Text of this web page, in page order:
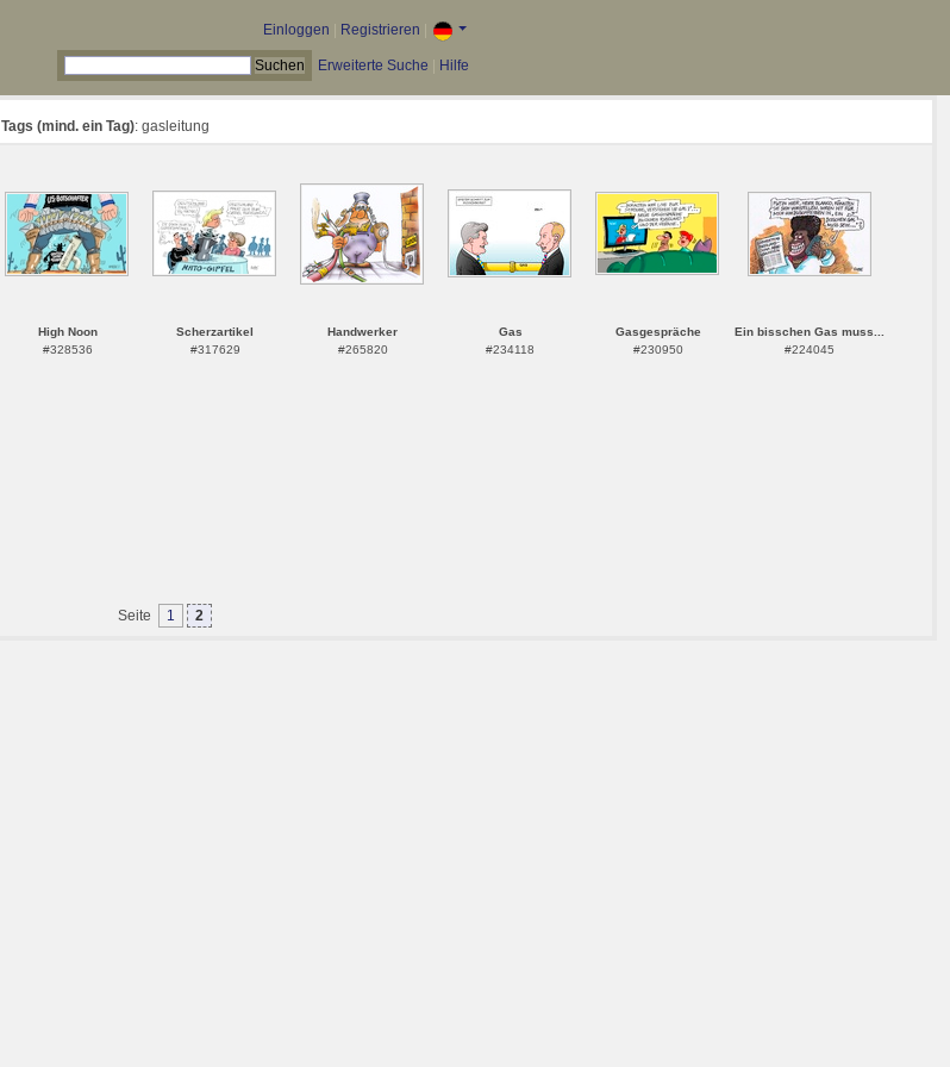
Einloggen Registrieren
Erweiterte Suche Hilfe
Tags (mind. ein Tag): gasleitung
High Noon
#328536
Scherzartikel
#317629
Handwerker
#265820
Gas
#234118
Gasgespräche
#230950
Ein bisschen Gas muss...
#224045
Seite 1 2